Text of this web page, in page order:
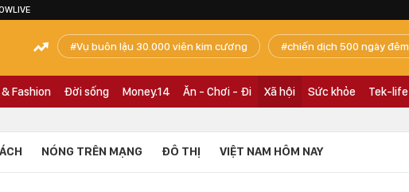
Vụ buôn lậu 30.000 viên kim cương chiến dịch 500 ngày đêm
Fashion Đời sống Money.14 Ăn - Chơi - Đi Xã hội Sức khỏe Tek-life
NÓNG TRÊN MẠNG ĐÔ THỊ VIỆT NAM HÔM NAY